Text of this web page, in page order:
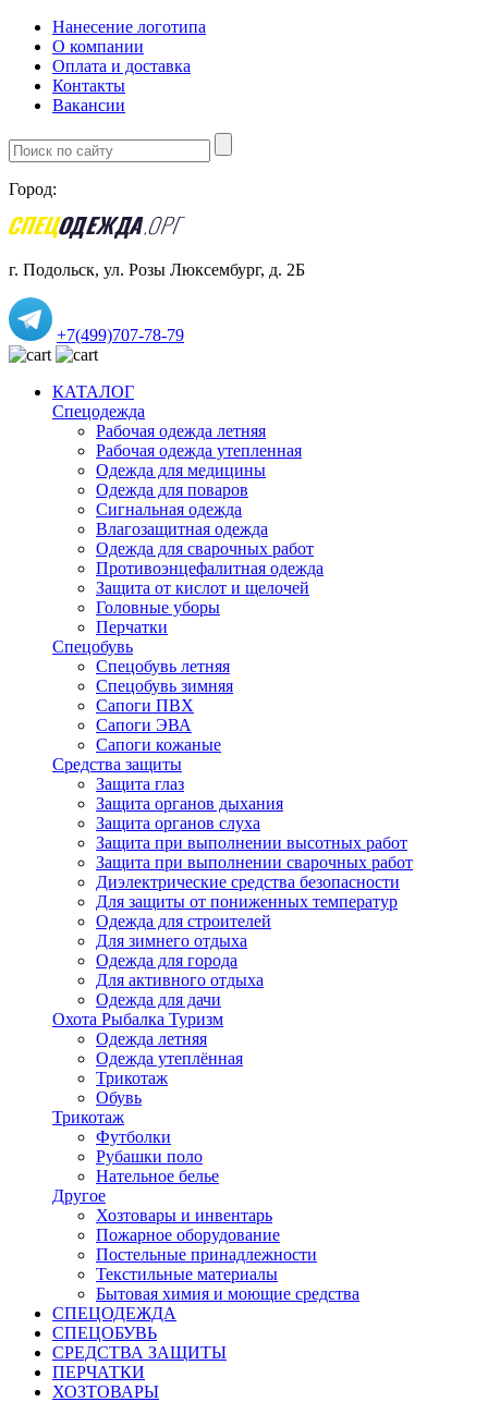
Нанесение логотипа
О компании
Оплата и доставка
Контакты
Вакансии
Город:
г. Подольск, ул. Розы Люксембург, д. 2Б
+7(499)707-78-79
КАТАЛОГ
Спецодежда
Рабочая одежда летняя
Рабочая одежда утепленная
Одежда для медицины
Одежда для поваров
Сигнальная одежда
Влагозащитная одежда
Одежда для сварочных работ
Противоэнцефалитная одежда
Защита от кислот и щелочей
Головные уборы
Перчатки
Спецобувь
Спецобувь летняя
Спецобувь зимняя
Сапоги ПВХ
Сапоги ЭВА
Сапоги кожаные
Средства защиты
Защита глаз
Защита органов дыхания
Защита органов слуха
Защита при выполнении высотных работ
Защита при выполнении сварочных работ
Диэлектрические средства безопасности
Для защиты от пониженных температур
Одежда для строителей
Для зимнего отдыха
Одежда для города
Для активного отдыха
Одежда для дачи
Охота Рыбалка Туризм
Одежда летняя
Одежда утеплённая
Трикотаж
Обувь
Трикотаж
Футболки
Рубашки поло
Нательное белье
Другое
Хозтовары и инвентарь
Пожарное оборудование
Постельные принадлежности
Текстильные материалы
Бытовая химия и моющие средства
СПЕЦОДЕЖДА
СПЕЦОБУВЬ
СРЕДСТВА ЗАЩИТЫ
ПЕРЧАТКИ
ХОЗТОВАРЫ